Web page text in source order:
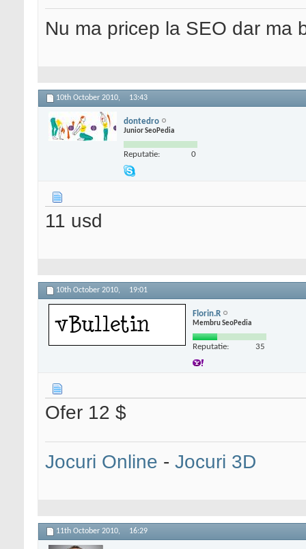
Nu ma pricep la SEO dar ma
10th October 2010, 13:43
dontedro
Junior SeoPedia
Reputatie: 0
11 usd
10th October 2010, 19:01
Florin.R
Membru SeoPedia
Reputatie: 35
Ofer 12 $
Jocuri Online - Jocuri 3D
11th October 2010, 16:29